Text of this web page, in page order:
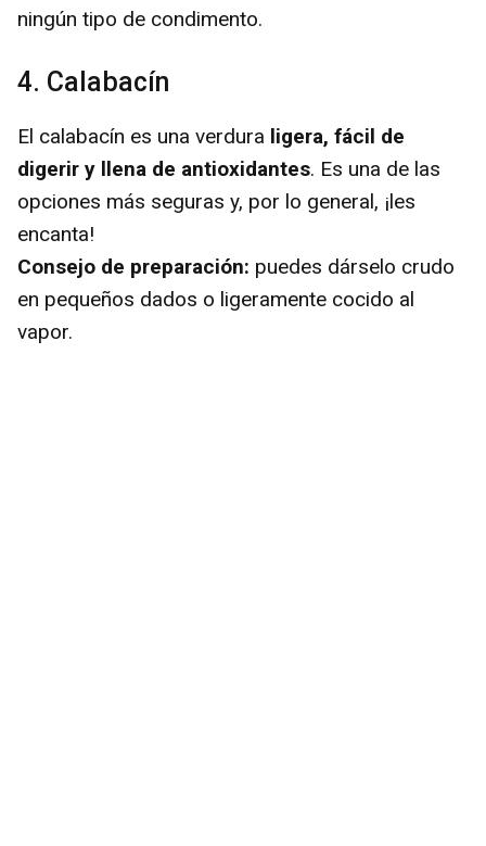
ningún tipo de condimento.
4. Calabacín
El calabacín es una verdura ligera, fácil de
digerir y llena de antioxidantes. Es una de las
opciones más seguras y, por lo general, ¡les
encanta!
Consejo de preparación: puedes dárselo crudo
en pequeños dados o ligeramente cocido al
vapor.